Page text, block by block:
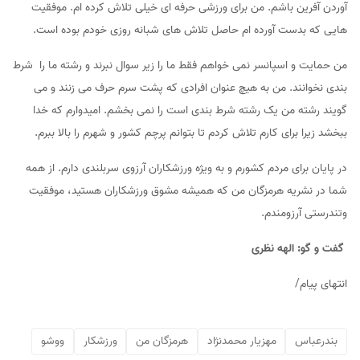
آوردن آفرین باشم. من برای ورزشی حرفه ای خیلی تلاش کرده ام. موفقیت
هایی که بدست آورده ام حاصل تلاش های شبانه روزی خودم بوده است.
من حمایت و اسپانسر نمی خواهم فقط ما را زیر سوال نبرند و رشته ما را شرط
بندی نخوانند. من به هیچ عنوان افرادی که پشت سرم حرف می زنند و می
گویند رشته من یک رشته شرط بندی است را نمی بخشم. امیدوارم که خدا
ببخشد زیرا برای کارم تلاش کردم تا بتوانم پرچم کشور و شهرم را بالا ببرم.
در پایان برای مردم کشورم و به ویژه ورزشکاران آرزوی سربلندی دارم. از همه
شما در نشریه هرمزگان من که همیشه مشوق ورزشکاران هستید، موفقیت
وتندرستی آرزومندم.
گفت و گو: الهه نظری
انتهای پیام/
بندرعباس مهزیار محمدنژاد هرمزگان من ورزشکار ووشو